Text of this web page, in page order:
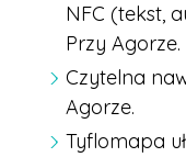
NFC (tekst,
Przy Agorze.
Czytelna
Agorze.
Tyflomapa